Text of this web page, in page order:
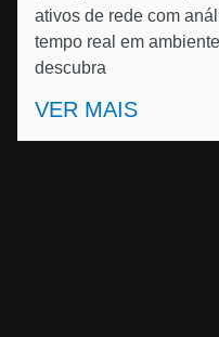
ativos de rede com
tempo real em
descubra
VER MAIS